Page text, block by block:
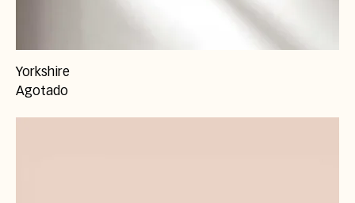
Yorkshire
Agotado